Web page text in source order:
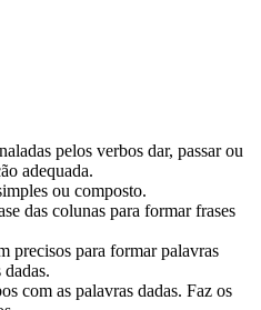
pelos verbos dar, passar ou
adequada.
ou composto.
das colunas para formar frases
precisos para formar palavras
com as palavras dadas. Faz os